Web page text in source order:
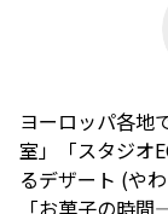
ヨーロッパ各地
室」「スタジオ
るデザート (や